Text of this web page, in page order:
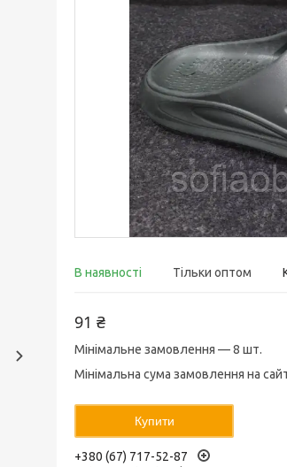
В наявності Тільки оптом
91 ₴
Мінімальне замовлення — 8 шт.
Мінімальна сума замовлення на
Купити
+380 (67) 717-52-87